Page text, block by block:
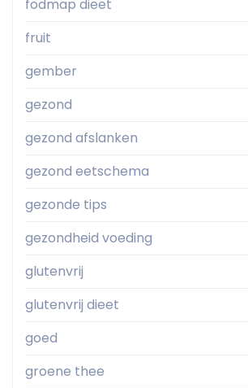
fodmap dieet
fruit
gember
gezond
gezond afslanken
gezond eetschema
gezonde tips
gezondheid voeding
glutenvrij
glutenvrij dieet
goed
groene thee